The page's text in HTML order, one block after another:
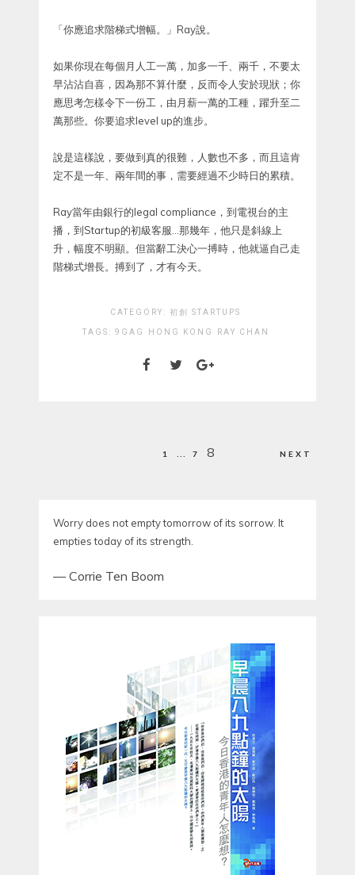
「你應追求階梯式增幅。」Ray說。
如果你現在每個月人工一萬，加多一千、兩千，不要太
早沾沾自喜，因為那不算什麼，反而令人安於現狀；你
應思考怎樣令下一份工，由月薪一萬的工種，躍升至二
萬那些。你要追求level up的進步。
說是這樣說，要做到真的很難，人數也不多，而且這肯
定不是一年、兩年間的事，需要經過不少時日的累積。
Ray當年由銀行的legal compliance，到電視台的主
播，到Startup的初級客服…那幾年，他只是斜線上
升，幅度不明顯。但當辭工決心一搏時，他就逼自己走
階梯式增長。搏到了，才有今天。
CATEGORY: 初創 STARTUPS
TAGS: 9GAG HONG KONG RAY CHAN
Posts1 … 7 8 NEXT
Worry does not empty tomorrow of its sorrow. It
empties today of its strength.
—Corrie Ten Boom